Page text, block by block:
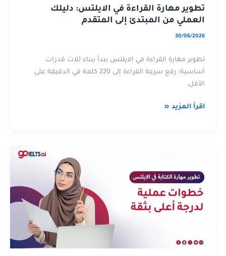
تطوير مهارة القراءة في الايلتس: دليلك
العملي من المبتدئ إلى المتقدم
30/06/2026
تطوير مهارة القراءة في الايلتس يبدأ ببناء ثلاث قدرات
أساسية: رفع سرعة القراءة إلى 220 كلمة في الدقيقة على
الأقل،
إلى
المتقدم
اقرأ المزيد «
المبتدئ
إلى
الكتابة
في
الايلتس:
دليلك
مهارة
الكتابة
الايلتس:
للحصول